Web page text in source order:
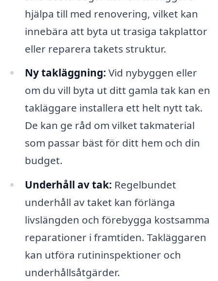
hjälpa till med renovering, vilket kan
innebära att byta ut trasiga takplattor
eller reparera takets struktur.
Ny takläggning: Vid nybyggen eller
om du vill byta ut ditt gamla tak kan en
takläggare installera ett helt nytt tak.
De kan ge råd om vilket takmaterial
som passar bäst för ditt hem och din
budget.
Underhåll av tak: Regelbundet
underhåll av taket kan förlänga
livslängden och förebygga kostsamma
reparationer i framtiden. Takläggaren
kan utföra rutininspektioner och
underhållsåtgärder.